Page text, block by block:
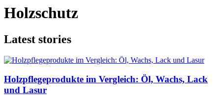
Holzschutz
Latest stories
Holzpflegeprodukte im Vergleich: Öl, Wachs, Lack
und Lasur